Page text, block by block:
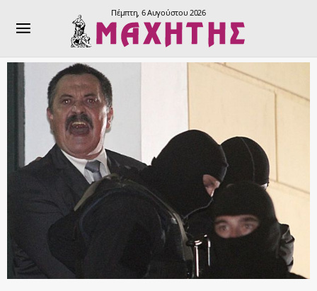
Πέμπτη, 6 Αυγούστου 2026